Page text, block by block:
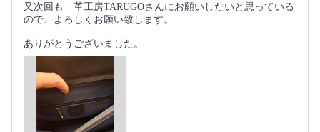
又次回も 革工房TARUGOさんにお願いしたいと思っている
ので、よろしくお願い致します。
ありがとうございました。